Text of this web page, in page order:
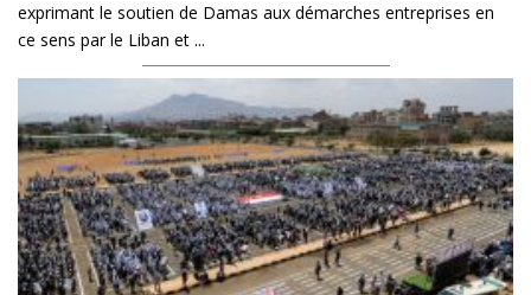
exprimant le soutien de Damas aux démarches entreprises en
ce sens par le Liban et ...